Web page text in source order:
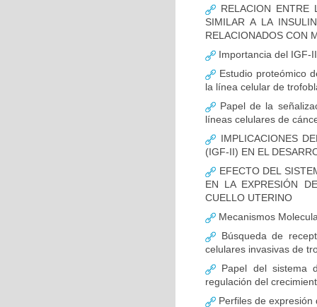
RELACION ENTRE
SIMILAR A LA
RELACIONADOS CON
Importancia del IGF-
Estudio proteómico
la línea celular de
Papel de la
líneas celulares de
IMPLICACIONES
(IGF-II) EN EL
EFECTO DEL
EN LA EXPRESIÓN
CUELLO UTERINO
Mecanismos
Búsqueda de
celulares invasivas de
Papel del sistema
regulación del
Perfiles de